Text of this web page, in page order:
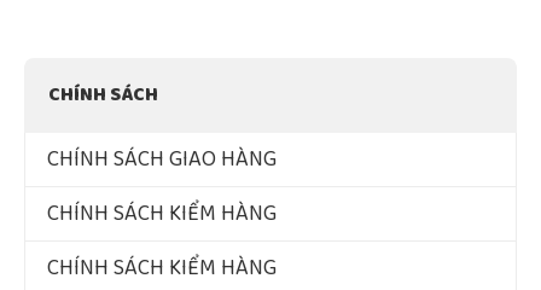
CHÍNH SÁCH
CHÍNH SÁCH GIAO HÀNG
CHÍNH SÁCH KIỂM HÀNG
CHÍNH SÁCH KIỂM HÀNG